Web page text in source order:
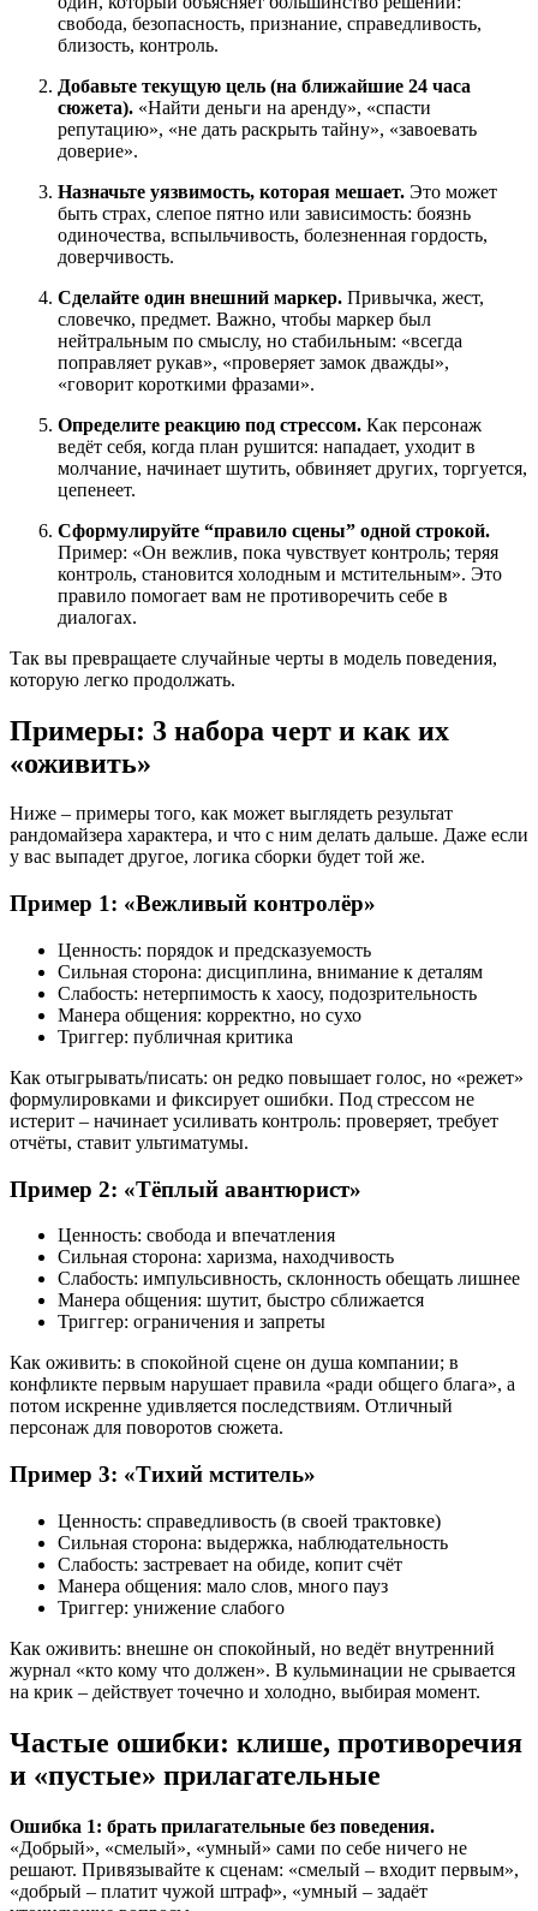
свобода, безопасность, признание, справедливость,
близость, контроль.
Добавьте текущую цель (на ближайшие 24 часа
сюжета). «Найти деньги на аренду», «спасти
репутацию», «не дать раскрыть тайну», «завоевать
доверие».
Назначьте уязвимость, которая мешает. Это может
быть страх, слепое пятно или зависимость: боязнь
одиночества, вспыльчивость, болезненная гордость,
доверчивость.
Сделайте один внешний маркер. Привычка, жест,
словечко, предмет. Важно, чтобы маркер был
нейтральным по смыслу, но стабильным: «всегда
поправляет рукав», «проверяет замок дважды»,
«говорит короткими фразами».
Определите реакцию под стрессом. Как персонаж
ведёт себя, когда план рушится: нападает, уходит в
молчание, начинает шутить, обвиняет других, торгуется,
цепенеет.
Сформулируйте “правило сцены” одной строкой.
Пример: «Он вежлив, пока чувствует контроль; теряя
контроль, становится холодным и мстительным». Это
правило помогает вам не противоречить себе в
диалогах.
Так вы превращаете случайные черты в модель поведения,
которую легко продолжать.
Примеры: 3 набора черт и как их
«оживить»
Ниже – примеры того, как может выглядеть результат
рандомайзера характера, и что с ним делать дальше. Даже если
у вас выпадет другое, логика сборки будет той же.
Пример 1: «Вежливый контролёр»
Ценность: порядок и предсказуемость
Сильная сторона: дисциплина, внимание к деталям
Слабость: нетерпимость к хаосу, подозрительность
Манера общения: корректно, но сухо
Триггер: публичная критика
Как отыгрывать/писать: он редко повышает голос, но «режет»
формулировками и фиксирует ошибки. Под стрессом не
истерит – начинает усиливать контроль: проверяет, требует
отчёты, ставит ультиматумы.
Пример 2: «Тёплый авантюрист»
Ценность: свобода и впечатления
Сильная сторона: харизма, находчивость
Слабость: импульсивность, склонность обещать лишнее
Манера общения: шутит, быстро сближается
Триггер: ограничения и запреты
Как оживить: в спокойной сцене он душа компании; в
конфликте первым нарушает правила «ради общего блага», а
потом искренне удивляется последствиям. Отличный
персонаж для поворотов сюжета.
Пример 3: «Тихий мститель»
Ценность: справедливость (в своей трактовке)
Сильная сторона: выдержка, наблюдательность
Слабость: застревает на обиде, копит счёт
Манера общения: мало слов, много пауз
Триггер: унижение слабого
Как оживить: внешне он спокойный, но ведёт внутренний
журнал «кто кому что должен». В кульминации не срывается
на крик – действует точечно и холодно, выбирая момент.
Частые ошибки: клише, противоречия
и «пустые» прилагательные
Ошибка 1: брать прилагательные без поведения.
«Добрый», «смелый», «умный» сами по себе ничего не
решают. Привязывайте к сценам: «смелый – входит первым»,
«добрый – платит чужой штраф», «умный – задаёт